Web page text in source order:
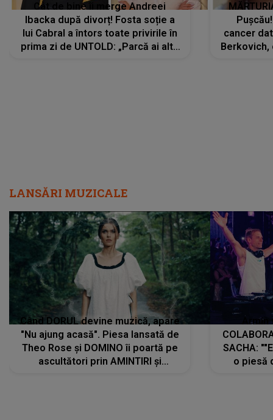
Cât de bine îi merge Andreei
Ibacka după divorț! Fosta soție a
lui Cabral a întors toate privirile în
prima zi de UNTOLD: „Parcă ai altă
cancer
Berkovich,
LANSĂRI MUZICALE
Când DORUL devine muzică, apare
"Nu ajung acasă". Piesa lansată de
Theo Rose și DOMINO îi poartă pe
ascultători prin AMINTIRI și
SACHA:
o piesă